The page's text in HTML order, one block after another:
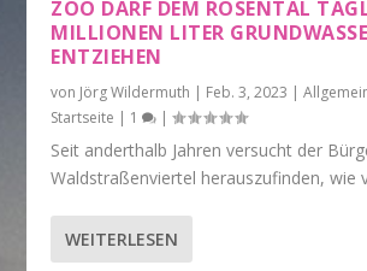
ZOO DARF DEM ROSENTAL
MILLIONEN LITER
ENTZIEHEN
von Jörg Wildermuth | Feb. 3, 2023 |
Startseite | 1 |
Seit anderthalb Jahren versucht der
Waldstraßenviertel herauszufinden, wie
WEITERLESEN